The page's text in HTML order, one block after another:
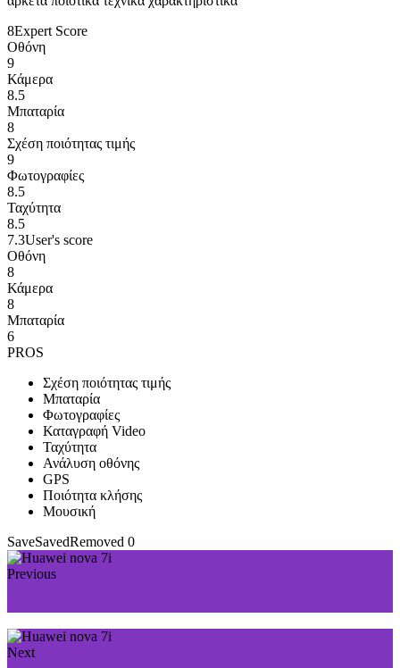
8Expert Score
Οθόνη
9
Κάμερα
8.5
Μπαταρία
8
Σχέση ποιότητας τιμής
9
Φωτογραφίες
8.5
Ταχύτητα
8.5
7.3User's score
Οθόνη
8
Κάμερα
8
Μπαταρία
6
PROS
Σχέση ποιότητας τιμής
Μπαταρία
Φωτογραφίες
Καταγραφή Video
Ταχύτητα
Ανάλυση οθόνης
GPS
Ποιότητα κλήσης
Μουσική
SaveSavedRemoved 0
Previous
Next